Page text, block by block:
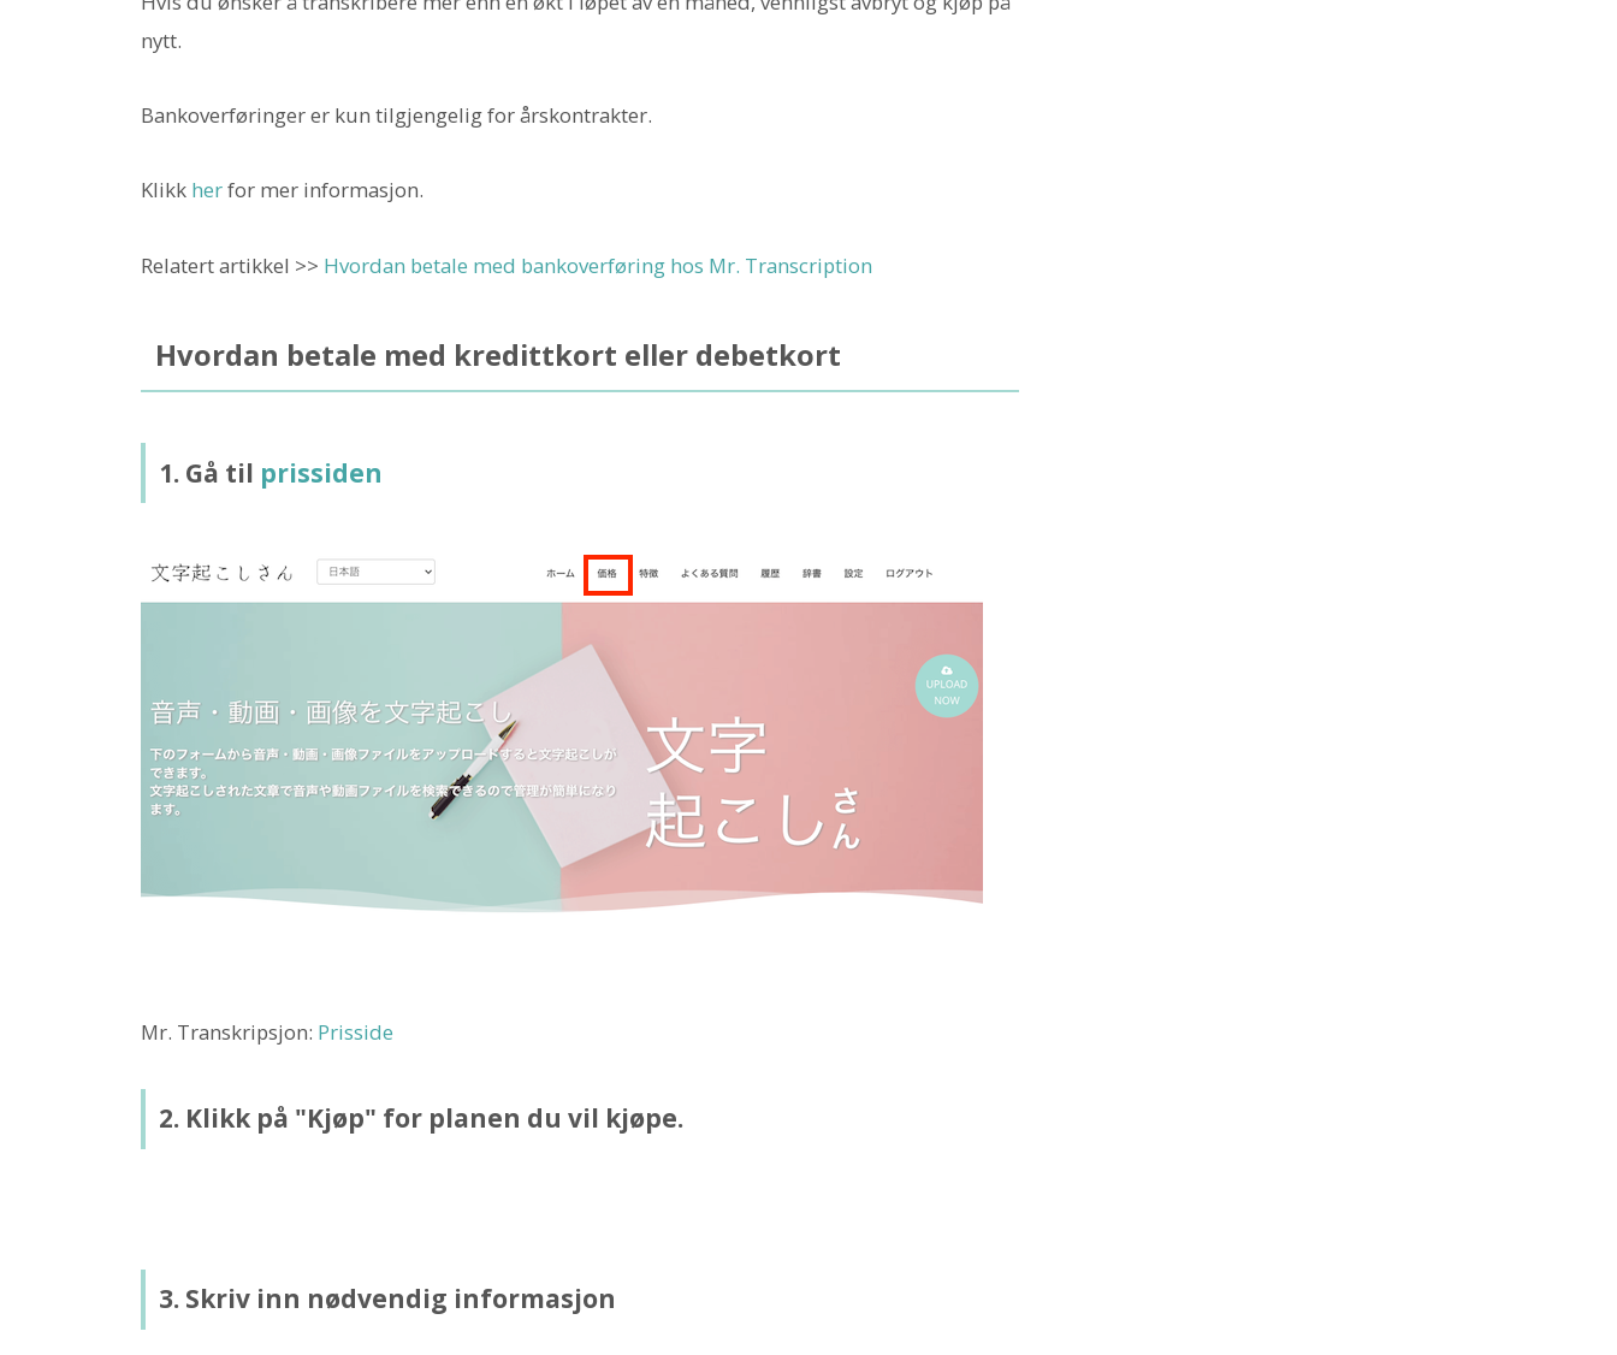
nytt.
Bankoverføringer er kun tilgjengelig for årskontrakter.
Klikk herfor mer informasjon.
Relatert artikkel >> Hvordan betale med bankoverføring hos Mr. Transcription
Hvordan betale med kredittkort eller debetkort
1. Gå til prissiden
Mr. Transkripsjon: Prisside
2. Klikk på "Kjøp" for planen du vil kjøpe.
3. Skriv inn nødvendig informasjon